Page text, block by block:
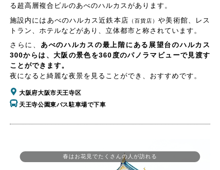
る超高層複合ビルのあべのハルカスがあります。
施設内にはあべのハルカス近鉄本店 （百貨店）や美術館、レス
トラン、ホテルなどがあり、立体都市と称されています。
さらに、 あべのハルカスの最上階にある展望台のハルカス
300からは、大阪の景色を360度のパノラマビューで見渡す
ことができます。
夜になると綺麗な夜景を見ることができ、おすすめです。
大阪府大阪市天王寺区
天王寺公園東バス駐車場で下車
春はお花見でたくさんの人が訪れる